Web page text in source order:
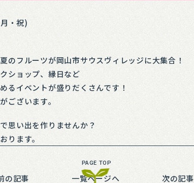
・祝)
のフルーツが岡山市サウスヴィレッジに大集合！
ショップ、縁日など
るイベントが盛りだくさんです！
ございます。
思い出を作りませんか？
ります。
の記事 一覧ページへ 次の記事